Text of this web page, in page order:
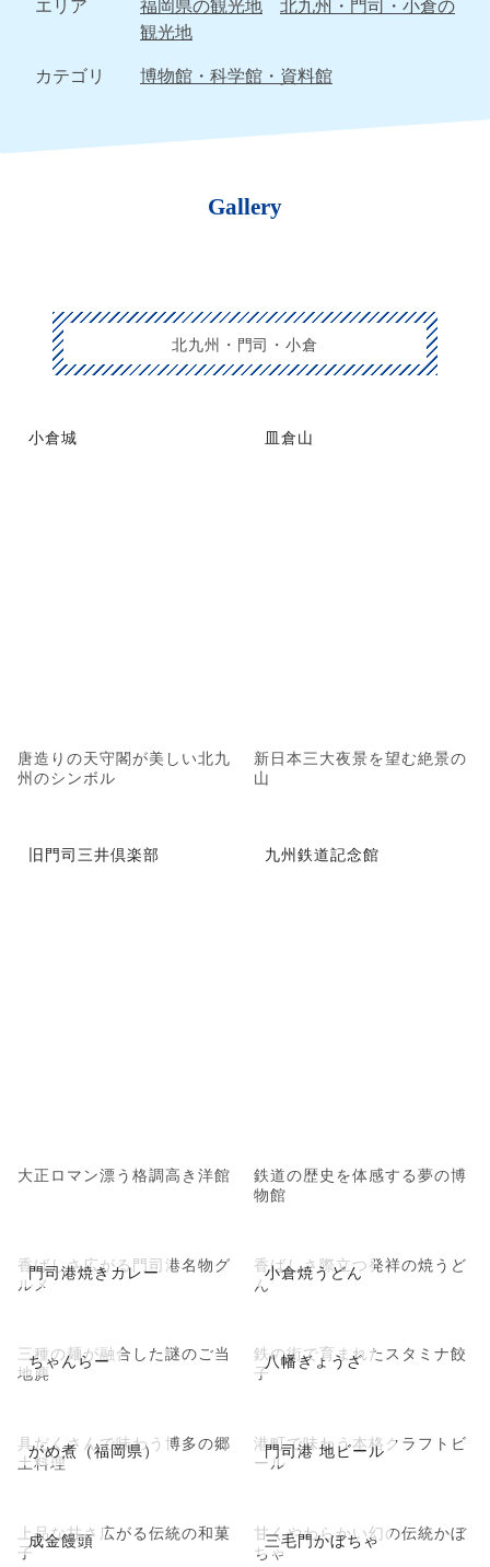
観光地
カテゴリ
博物館・科学館・資料館
Gallery
北九州・門司・小倉
小倉城
唐造りの天守閣が美しい北九
州のシンボル
皿倉山
新日本三大夜景を望む絶景の
山
旧門司三井倶楽部
大正ロマン漂う格調高き洋館
九州鉄道記念館
鉄道の歴史を体感する夢の博
物館
門司港焼きカレー
香ばしさ広がる門司港名物グ
ルメ
小倉焼うどん
香ばしさ際立つ発祥の焼うど
ん
ちゃんらー
三種の麺が融合した謎のご当
地麂
八幡ぎょうざ
鉄の街で育まれたスタミナ餃
子
がめ煮（福岡県）
具だくさんで味わう博多の郷
土料理
門司港 地ビール
港町で味わう本格クラフトビ
ール
成金饅頭
上品な甘さ広がる伝統の和菓
子
三毛門かぼちゃ
甘くやわらかい幻の伝統かぼ
ちゃ